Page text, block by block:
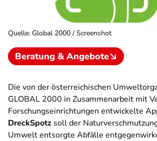
Quelle: Global 2000 / Screenshot
Beratung & Angebote
Die von der österreichischen
GLOBAL 2000 in Zusammenarbeit mit
Forschungseinrichtungen entwickelte
DreckSpotz soll der
Umwelt entsorgte Abfälle